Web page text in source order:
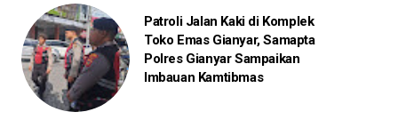
Patroli Jalan Kaki di Komplek
Toko Emas Gianyar, Samapta
Polres Gianyar Sampaikan
Imbauan Kamtibmas